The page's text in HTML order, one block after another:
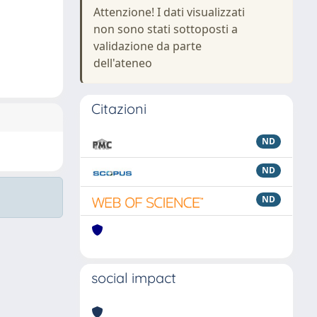
Attenzione! I dati visualizzati
non sono stati sottoposti a
validazione da parte
dell'ateneo
Citazioni
ND
ND
ND
social impact